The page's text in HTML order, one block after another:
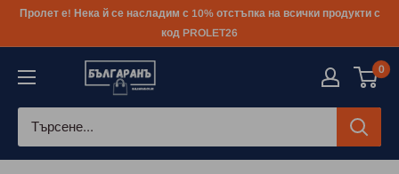
КъмПролет е! Нека й се насладим с 10% отстъпка на всички продукти с
код PROLET26
0